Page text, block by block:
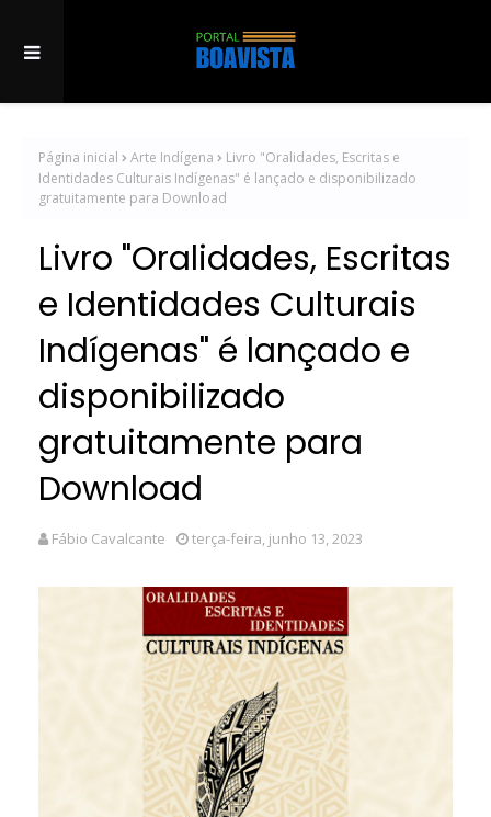
Página inicial Arte Indígena
Livro "Oralidades, Escritas e
Identidades Culturais Indígenas" é lançado e disponibilizado
gratuitamente para Download
Livro "Oralidades, Escritas
e Identidades Culturais
Indígenas" é lançado e
disponibilizado
gratuitamente para
Download
Fábio Cavalcante terça-feira, junho 13, 2023